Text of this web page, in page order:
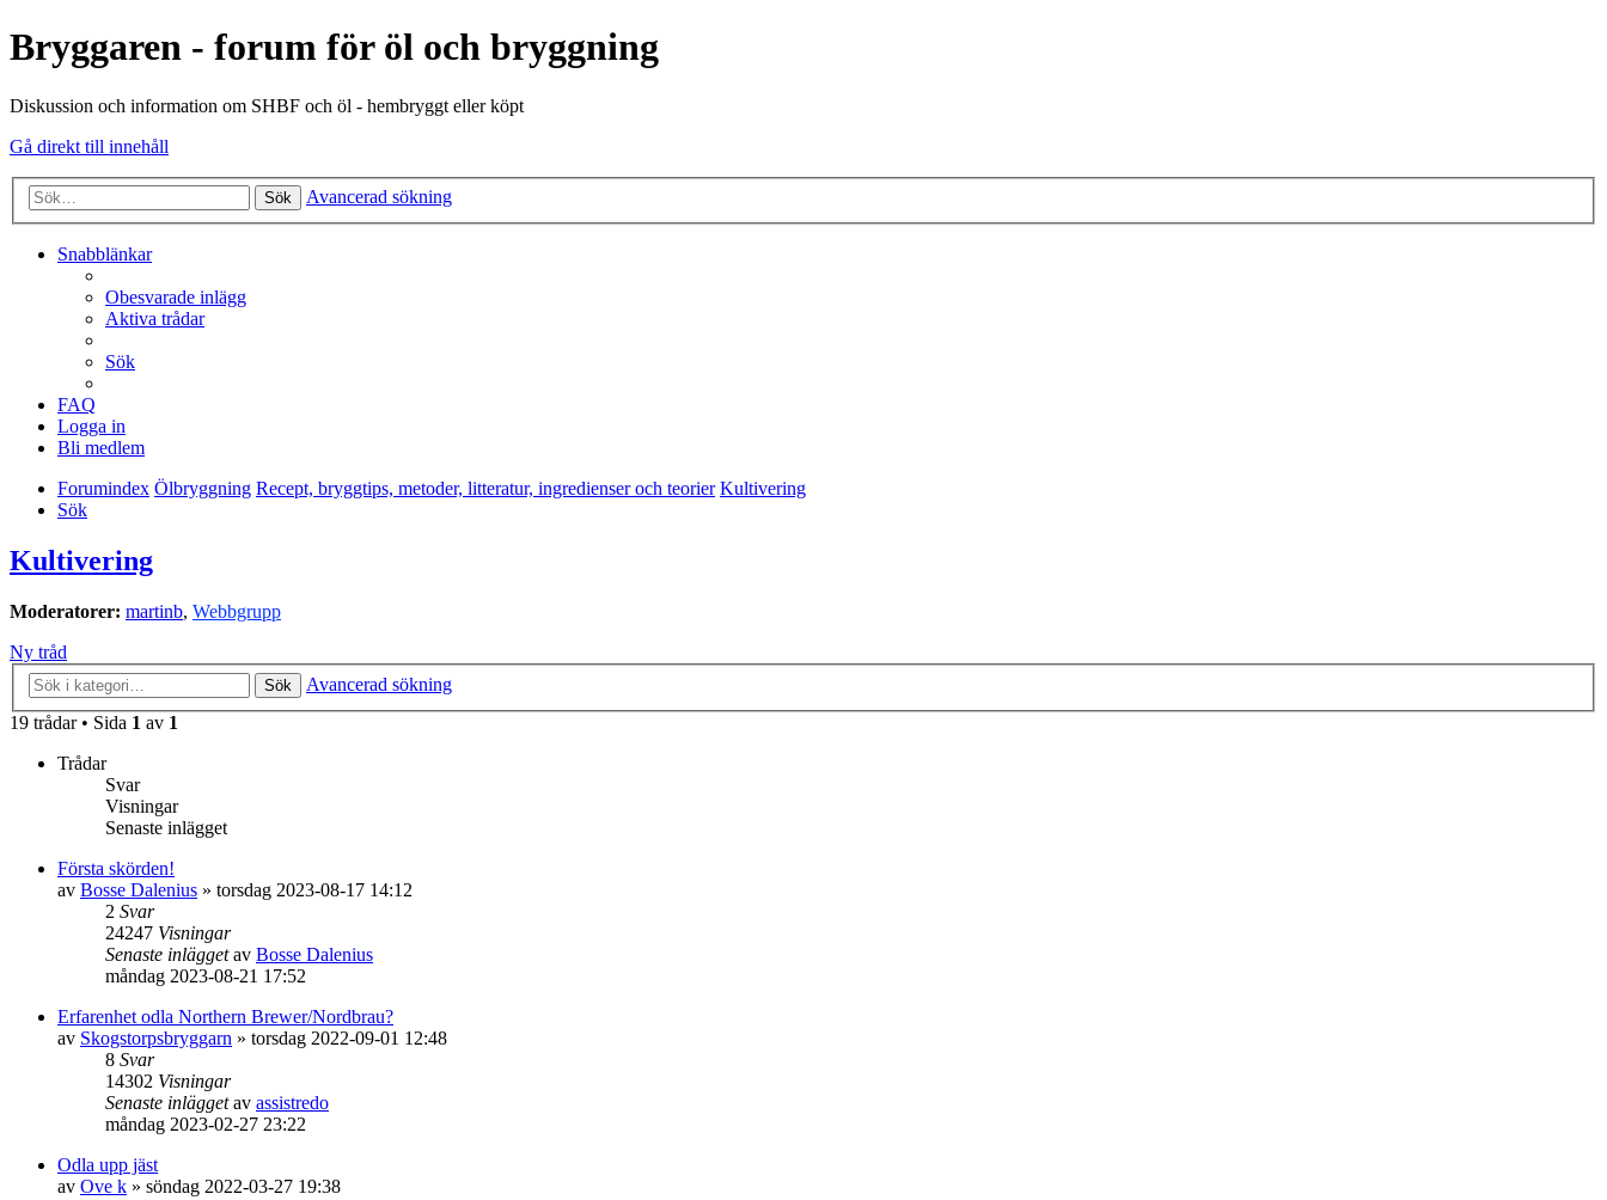
Bryggaren - forum för öl och bryggning
Diskussion och information om SHBF och öl - hembryggt eller köpt
Gå direkt till innehåll
Sök Avancerad sökning
Snabblänkar
Obesvarade inlägg
Aktiva trådar
Sök
FAQ
Logga in
Bli medlem
Forumindex Ölbryggning Recept, bryggtips, metoder, litteratur, ingredienser och teorier Kultivering
Sök
Kultivering
Moderatorer: martinb, Webbgrupp
Ny tråd
Sök
Avancerad sökning
19 trådar • Sida 1 av 1
Trådar
Svar
Visningar
Senaste inlägget
Första skörden!
av Bosse Dalenius » torsdag 2023-08-17 14:12
2 Svar
24247 Visningar
Senaste inläggetav Bosse Dalenius
måndag 2023-08-21 17:52
Erfarenhet odla Northern Brewer/Nordbrau?
av Skogstorpsbryggarn » torsdag 2022-09-01 12:48
8 Svar
14302 Visningar
Senaste inläggetav assistredo
måndag 2023-02-27 23:22
Odla upp jäst
av Ove k » söndag 2022-03-27 19:38